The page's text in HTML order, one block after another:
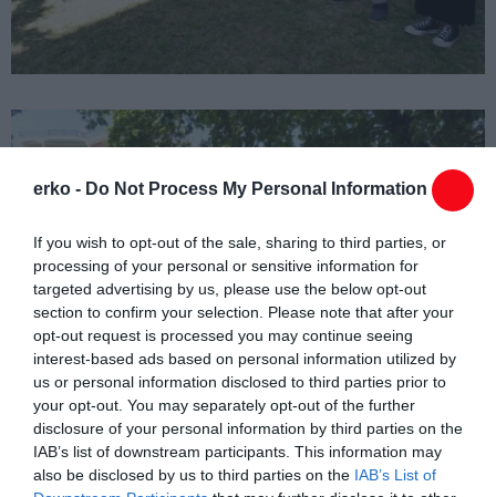
erko - Do Not Process My Personal Information
If you wish to opt-out of the sale, sharing to third parties, or
processing of your personal or sensitive information for
targeted advertising by us, please use the below opt-out
section to confirm your selection. Please note that after your
opt-out request is processed you may continue seeing
interest-based ads based on personal information utilized by
us or personal information disclosed to third parties prior to
your opt-out. You may separately opt-out of the further
disclosure of your personal information by third parties on the
IAB’s list of downstream participants. This information may
also be disclosed by us to third parties on the IAB’s List of